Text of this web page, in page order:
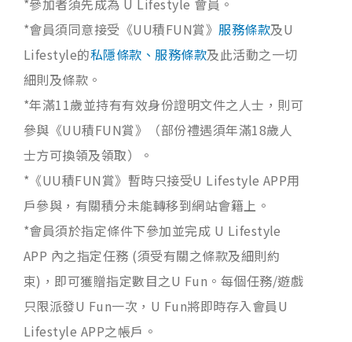
*參加者須先成為 U Lifestyle 會員。
*會員須同意接受《UU積FUN賞》服務條款及U
Lifestyle的私隱條款、服務條款及此活動之一切
細則及條款。
*年滿11歲並持有有效身份證明文件之人士，則可
參與《UU積FUN賞》（部份禮遇須年滿18歲人
士方可換領及領取）。
*《UU積FUN賞》暫時只接受U Lifestyle APP用
戶參與，有關積分未能轉移到網站會籍上。
*會員須於指定條件下參加並完成 U Lifestyle
APP 內之指定任務 (須受有關之條款及細則約
束)，即可獲贈指定數目之U Fun。每個任務/遊戲
只限派發U Fun一次，U Fun將即時存入會員U
Lifestyle APP之帳戶。